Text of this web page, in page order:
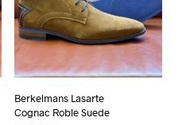
Berkelmans Lasarte
Cognac Roble Suede